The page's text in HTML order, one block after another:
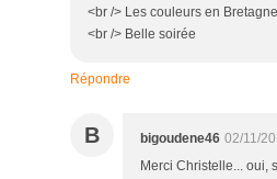
<br /> Les couleurs en
<br /> Belle soirée
Répondre
B bigoudene46 02/11/
Merci Christelle... oui,